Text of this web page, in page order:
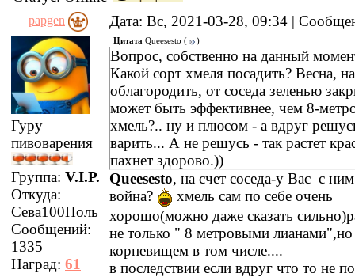
papgen Дата: Вс, 2021-03-28, 09:34 |
Гуру
пивоварения
Группа: V.I.P.
Откуда:
Сева100Поль
Сообщений:
1335
Наград: 61
Цитата Queesesto ( )
Вопрос, собственно на данный
Какой сорт хмеля посадить? Весна,
облагородить, от соседа зеленью
может быть эффективнее, чем 8-
хмель?.. ну и плюсом - а вдруг
варить... А не решусь - так растет
пахнет здорово.))
Queesesto, на счет соседа-у Вас с
война?
хмель сам по себе очень
хорошо(можно даже сказать
не только " 8 метровыми
корневищем в том числе....
в последствии если вдруг что то не